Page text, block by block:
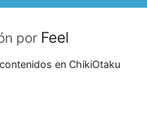
por Feel
en ChikiOtaku